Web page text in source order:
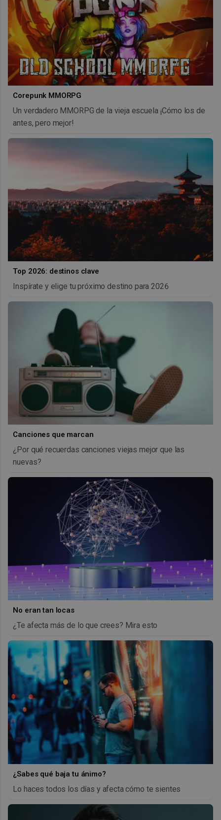
Corepunk MMORPG
Un verdadero MMORPG de la vieja escuela ¡Cómo los de
antes, pero mejor!
Top 2026: destinos clave
Inspírate y elige tu próximo destino para 2026
Canciones que marcan
¿Por qué recuerdas canciones viejas mejor que las
nuevas?
No eran tan locas
¿Te afecta más de lo que crees? Mira esto
¿Sabes qué baja tu ánimo?
Lo haces todos los días y afecta cómo te sientes